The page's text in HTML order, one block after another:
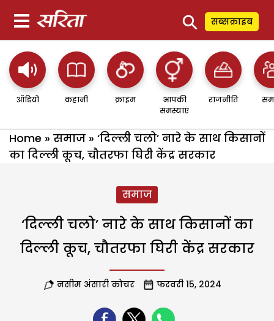
⚲ सब्सक्राइब
ऑडियो कहानी क्राइम
आपकी
समस्याएं
राजनीति
Home » समाज » ‘दिल्ली चलो’ नारे के साथ किसानों
का दिल्ली कूच, चौतरफा घिरी केंद्र सरकार
समाज
‘दिल्ली चलो’ नारे के साथ किसानों का
दिल्ली कूच, चौतरफा घिरी केंद्र सरकार
नसीम अंसारी कोचर फरवरी 15, 2024